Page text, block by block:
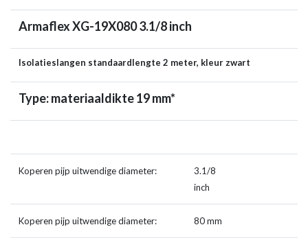
Armaflex XG-19X080 3.1/8 inch
Isolatieslangen standaardlengte 2 meter, kleur zwart
Type: materiaaldikte 19 mm*
Koperen pijp uitwendige diameter:
3.1/8
inch
Koperen pijp uitwendige diameter: 80 mm